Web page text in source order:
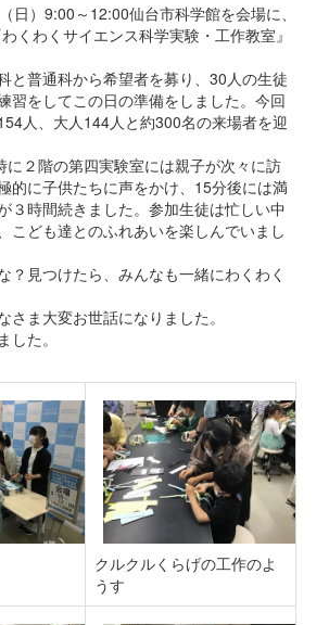
日）9:00～12:00仙台市科学館を会場に、
くわくサイエンス科学実験・工作教室』
と普通科から希望者を募り、30人の生徒
習をしてこの日の準備をしました。今回
人、大人144人と約300名の来場者を迎
に２階の第四実験室には親子が次々に訪
的に子供たちに声をかけ、15分後には満
３時間続きました。参加生徒は忙しい中
こども達とのふれあいを楽しんでいまし
？見つけたら、みんなも一緒にわくわく
さま大変お世話になりました。
た。
クルクルくらげの工作のよ
うす